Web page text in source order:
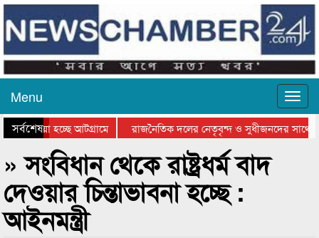
Menu
সর্বশেষ
যাওয়া হচ্ছে আটগ্রামে
রাজনৈতিক দলের নেতৃবৃন্দ ও সুধীজনদের সাথে
পুরস্কার বিতরণ সম্পন্ন
সিলেটে বাংলাদেশ গ্রুপ থিয়েটার
» সংবিধান থেকে রাষ্ট্রধর্ম বাদ
দেওয়ার চিন্তাভাবনা হচ্ছে :
আইনমন্ত্রী